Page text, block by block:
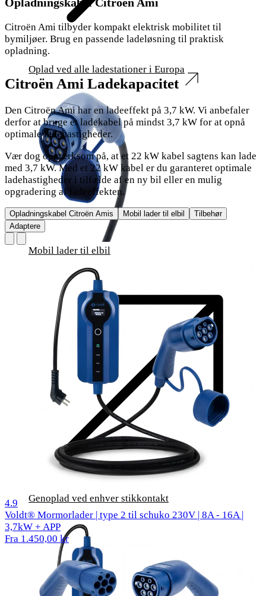
Oplad ved alle ladestationer i Europa
Mobil lader til elbil
Genoplad ved enhver stikkontakt
Citroën Ami tilbyder kompakt elektrisk mobilitet til
bymiljøer. Brug en passende ladeløsning til praktisk
opladning.
Citroën Ami Ladekapacitet
Den Citroën Ami har en ladeeffekt på 3,7 kW. Vi anbefaler
derfor at bruge et ladekabel på mindst 3,7 kW for at opnå
optimale ladehastigheder.
Vær dog opmærksom på, at et 22 kW kabel sagtens kan lade
med 3,7 kW. Med et 22 kW kabel er du garanteret optimale
ladehastigheder i tilfælde af en ny bil eller en mulig
opgradering af ladeeffekten.
Opladningskabel Citroën Amis Mobil lader til elbil
Tilbehør
Adaptere
4.9 1000 anmeldelser
Voldt® Mormorlader | type 2 til schuko 230V | 8A - 16A |
3,7kW + APP
Fra 1.450,00 kr